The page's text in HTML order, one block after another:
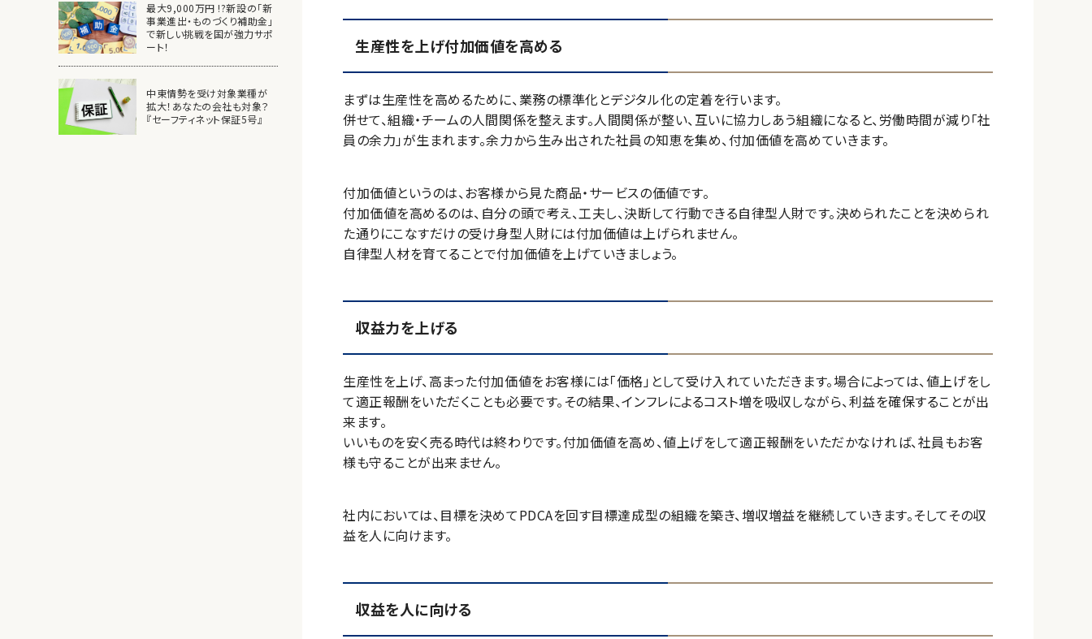
生産性を上げ付加価値を高める
まずは生産性を高めるために、業務の標準化とデジタル化の定着を行います。
併せて、組織・チームの人間関係を整えます。人間関係が整い、互いに協力しあう組織になると、労働時間が減り「社
員の余力」が生まれます。余力から生み出された社員の知恵を集め、付加価値を高めていきます。
付加価値というのは、お客様から見た商品・サービスの価値です。
付加価値を高めるのは、自分の頭で考え、工夫し、決断して行動できる自律型人財です。決められたことを決められ
た通りにこなすだけの受け身型人財には付加価値は上げられません。
自律型人材を育てることで付加価値を上げていきましょう。
収益力を上げる
生産性を上げ、高まった付加価値をお客様には「価格」として受け入れていただきます。場合によっては、値上げをし
て適正報酬をいただくことも必要です。その結果、インフレによるコスト増を吸収しながら、利益を確保することが出
来ます。
いいものを安く売る時代は終わりです。付加価値を高め、値上げをして適正報酬をいただかなければ、社員もお客
様も守ることが出来ません。
社内においては、目標を決めてPDCAを回す目標達成型の組織を築き、増収増益を継続していきます。そしてその収
益を人に向けます。
収益を人に向ける
最大9,000万円 !?新設の「新
事業進出・ものづくり補助金」
で新しい挑戦を国が強力サポ
ート！
中東情勢を受け対象業種が
拡大！あなたの会社も対象？
『セーフティネット保証5号』